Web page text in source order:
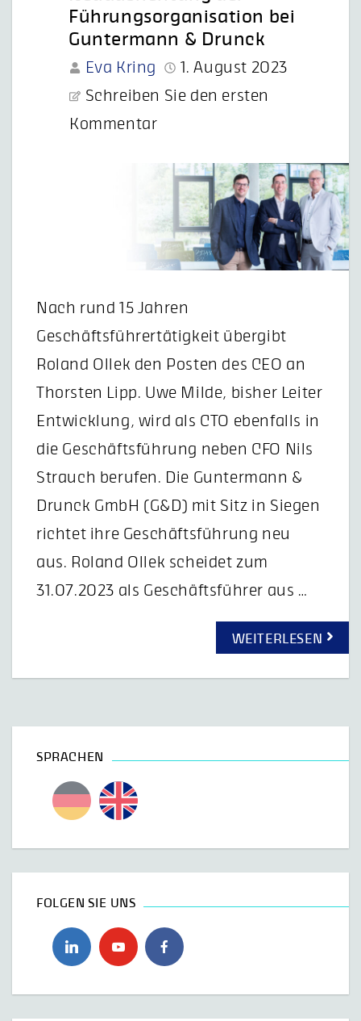
Führungsorganisation bei
Guntermann & Drunck
Eva Kring
1. August 2023
Schreiben Sie den ersten
Kommentar
Nach rund 15 Jahren
Geschäftsführertätigkeit übergibt
Roland Ollek den Posten des CEO an
Thorsten Lipp. Uwe Milde, bisher Leiter
Entwicklung, wird als CTO ebenfalls in
die Geschäftsführung neben CFO Nils
Strauch berufen. Die Guntermann &
Drunck GmbH (G&D) mit Sitz in Siegen
richtet ihre Geschäftsführung neu
aus. Roland Ollek scheidet zum
31.07.2023 als Geschäftsführer aus …
WEITERLESEN
SPRACHEN
FOLGEN SIE UNS